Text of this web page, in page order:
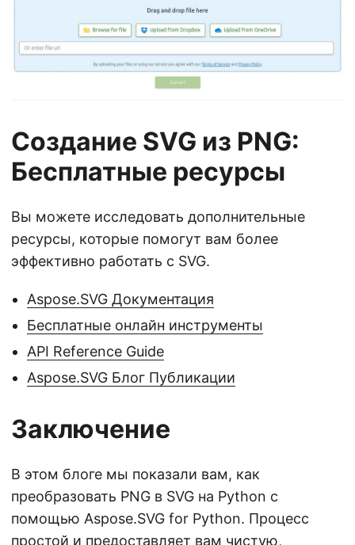
Создание SVG из PNG:
Бесплатные ресурсы
Вы можете исследовать дополнительные
ресурсы, которые помогут вам более
эффективно работать с SVG.
Aspose.SVG Документация
Бесплатные онлайн инструменты
API Reference Guide
Aspose.SVG Блог Публикации
Заключение
В этом блоге мы показали вам, как
преобразовать PNG в SVG на Python с
помощью Aspose.SVG for Python. Процесс
простой и предоставляет вам чистую,